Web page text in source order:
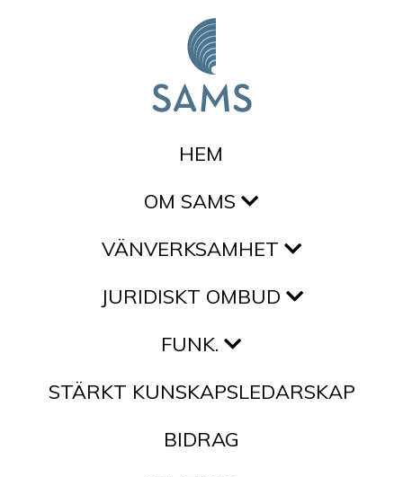
HEM
OM SAMS
VÄNVERKSAMHET
JURIDISKT OMBUD
FUNK.
STÄRKT KUNSKAPSLEDARSKAP
BIDRAG